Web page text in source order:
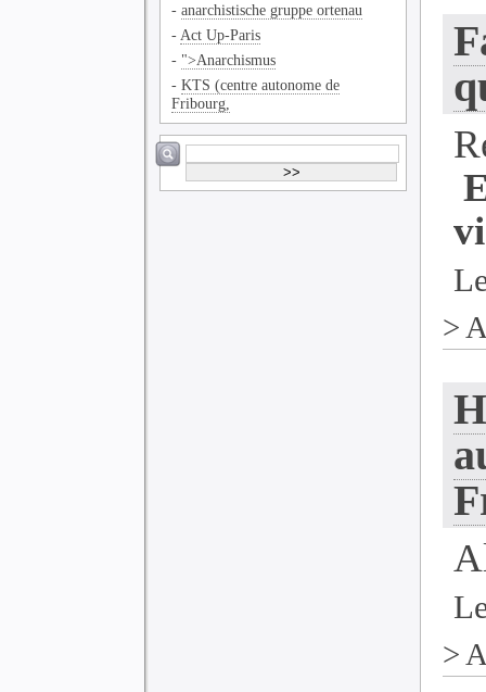
-anarchistische gruppe ortenau
- Act Up-Paris
- ">Anarchismus
-KTS (centre autonome de
Fribourg,
>
>